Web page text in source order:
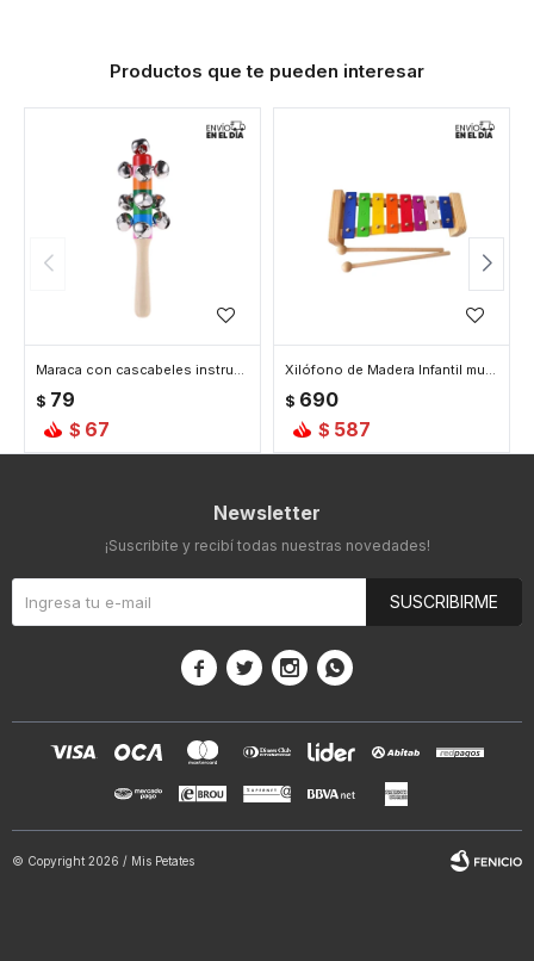
Productos que te pueden interesar
Maraca con cascabeles instrumento musical
$ 79
$ 67
Xilófono de Madera Infantil multicolor
$ 690
$ 587
Newsletter
¡Suscribite y recibí todas nuestras novedades!
SUSCRIBIRME
   
© Copyright 2026 / Mis Petates